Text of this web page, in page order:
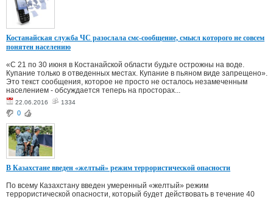
Костанайская служба ЧС разослала смс-сообщение, смысл которого не совсем
понятен населению
«С 21 по 30 июня в Костанайской области будьте острожны на воде.
Купание только в отведенных местах. Купание в пьяном виде запрещено».
Это текст сообщения, которое не просто не осталось незамеченным
населением - обсуждается теперь на просторах...
22.06.2016 1334
0
В Казахстане введен «желтый» режим террористической опасности
По всему Казахстану введен умеренный «желтый» режим
террористической опасности, который будет действовать в течение 40